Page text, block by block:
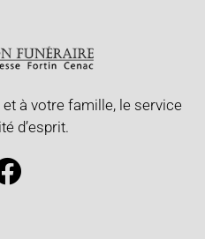
à votre famille, le service
d’esprit.